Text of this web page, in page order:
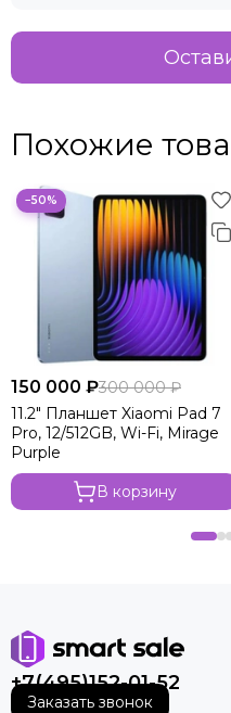
Похожие
−50%
150 000 ₽300 000 ₽
11.2" Планшет Xiaomi Pad 7
Pro, 12/512GB, Wi-Fi, Mirage
Purple
В корзину
+7(495)152-01-52
Заказать звонок